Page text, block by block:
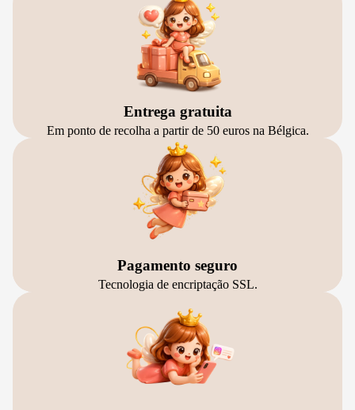
Entrega gratuita
Em ponto de recolha a partir de 50 euros na Bélgica.
Pagamento seguro
Tecnologia de encriptação SSL.